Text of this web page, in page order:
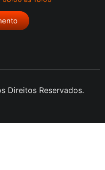
Direitos Reservados.